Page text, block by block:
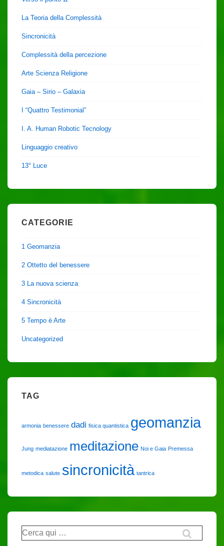
La Teoria della Complessità
Sincronicità
Complessità della percezione
Arte Scienza Religione
Gaia – Sirio – Galaxia
I “Quattro Testimonial”
I. A. Human Robotic Tecnology
Linguaggio creativo
13° Luce
CATEGORIE
1 Geomanzia
2 Ottetto del benessere
3 La nuova scienza
4 Sincronicità
5 Tempo è Arte
Uncategorized
TAG
armonia benessere dadi fisica quantistica geomanzia
Jung mediatazione meditazione Noi e Gaia Premessa
metodica salute sincronicità tantrica
Cerca: